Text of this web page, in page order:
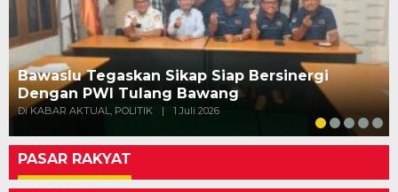
Bawaslu Tegaskan Sikap Siap Bersinergi
Dengan PWI Tulang Bawang
Di KABAR AKTUAL, POLITIK | 1 Juli 2026
PASAR RAKYAT